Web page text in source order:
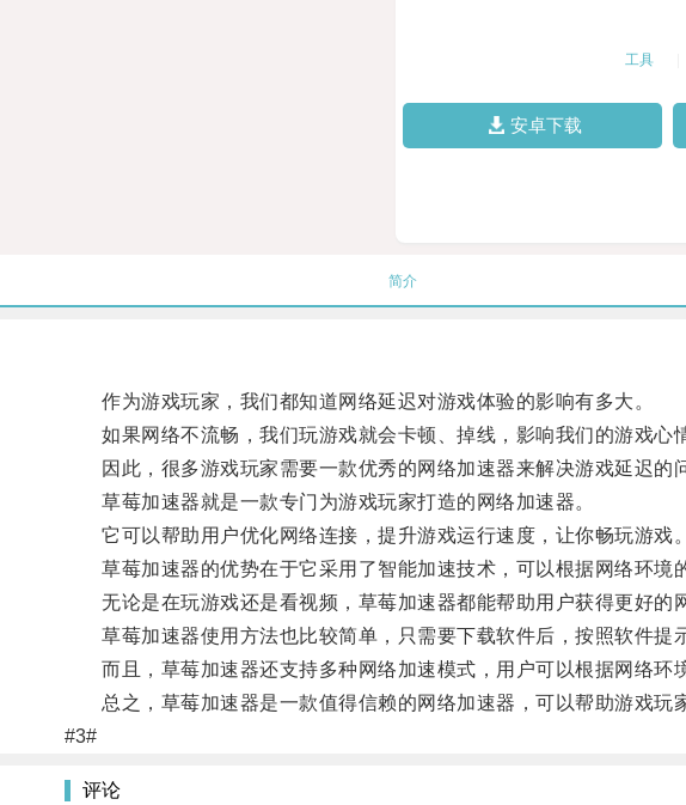
工具
安卓下载
简介
作为游戏玩家，我们都知道网络延迟对游戏体验的影响有多大。
如果网络不流畅，我们玩游戏就会卡顿、掉线，影响我们的游戏心
因此，很多游戏玩家需要一款优秀的网络加速器来解决游戏延迟的
草莓加速器就是一款专门为游戏玩家打造的网络加速器。
它可以帮助用户优化网络连接，提升游戏运行速度，让你畅玩游戏。
草莓加速器的优势在于它采用了智能加速技术，可以根据网络环境
无论是在玩游戏还是看视频，草莓加速器都能帮助用户获得更好的
草莓加速器使用方法也比较简单，只需要下载软件后，按照软件提
而且，草莓加速器还支持多种网络加速模式，用户可以根据网络环
总之，草莓加速器是一款值得信赖的网络加速器，可以帮助游戏玩
#3#
评论